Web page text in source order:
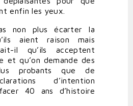
enfin les yeux.
non plus écarter la
aient raison mais
il qu’ils acceptent
et qu’on demande des
probants que de
d’intention
40 ans d’histoire